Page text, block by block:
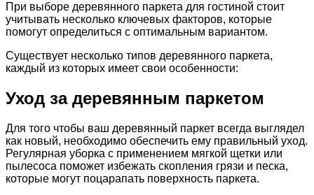
При выборе деревянного паркета для гостиной стоит
учитывать несколько ключевых факторов, которые
помогут определиться с оптимальным вариантом.
Существует несколько типов деревянного паркета,
каждый из которых имеет свои особенности:
Уход за деревянным паркетом
Для того чтобы ваш деревянный паркет всегда выглядел
как новый, необходимо обеспечить ему правильный уход.
Регулярная уборка с применением мягкой щетки или
пылесоса поможет избежать скопления грязи и песка,
которые могут поцарапать поверхность паркета.